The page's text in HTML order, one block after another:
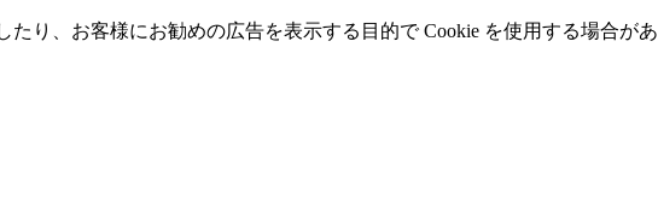
り、お客様にお勧めの広告を表⽰する⽬的で Cookie を使⽤する場合があ